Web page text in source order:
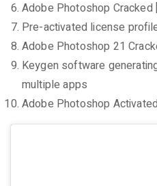
Adobe Photoshop
Pre-activated license
Adobe Photoshop 21
Keygen software
multiple apps
Adobe Photoshop